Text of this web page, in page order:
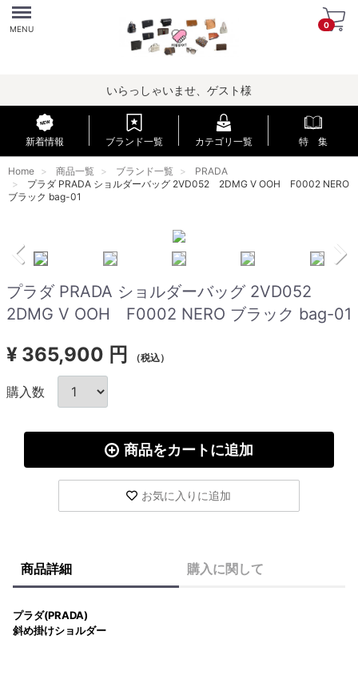
Menu
MENU 0
いらっしゃいませ、ゲスト様
新着情報 ブランド一覧 カテゴリ一覧 特 集
Home 商品一覧 ブランド一覧
PRADA
プラダ PRADA ショルダーバッグ 2VD052 2DMG V OOH F0002 NERO
ブラック bag-01
プラダ PRADA ショルダーバッグ 2VD052
2DMG V OOH F0002 NERO ブラック bag-01
¥ 365,900 円 （税込）
購入数
商品をカートに追加
お気に入りに追加
商品詳細 購入に関して
プラダ(PRADA)
斜め掛けショルダー